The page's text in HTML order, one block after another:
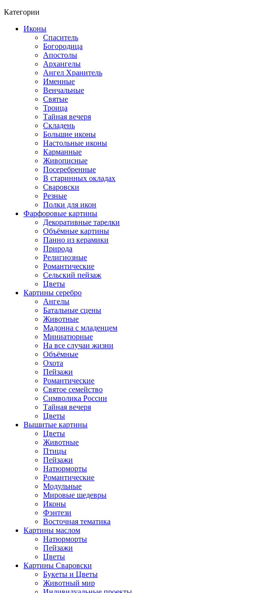
Категории
Иконы
Спаситель
Богородица
Апостолы
Архангелы
Ангел Хранитель
Именные
Венчальные
Святые
Троица
Тайная вечеря
Складень
Большие иконы
Настольные иконы
Карманные
Живописные
Посеребренные
В старинных окладах
Сваровски
Резные
Полки для икон
Фарфоровые картины
Декоративные тарелки
Объёмные картины
Панно из керамики
Природа
Религиозные
Романтические
Сельский пейзаж
Цветы
Картины серебро
Ангелы
Батальные сцены
Животные
Мадонна с младенцем
Миниатюрные
На все случаи жизни
Объёмные
Охота
Пейзажи
Романтические
Святое семейство
Символика России
Тайная вечеря
Цветы
Вышитые картины
Цветы
Животные
Птицы
Пейзажи
Натюрморты
Романтические
Модульные
Мировые шедевры
Иконы
Фэнтези
Восточная тематика
Картины маслом
Натюрморты
Пейзажи
Цветы
Картины Сваровски
Букеты и Цветы
Животный мир